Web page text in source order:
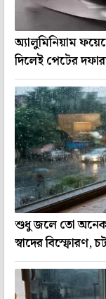
অ্যালুমিনিয়াম
দিলেই পেটের
শুধু জলে তো অনেক
স্বাদের বিস্ফোরণ,